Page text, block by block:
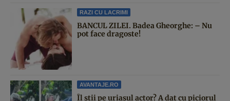
RAZI CU LACRIMI
BANCUL ZILEI. Badea Gheorghe: – Nu
pot face dragoste!
AVANTAJE.RO
Îl știi pe uriașul actor? A dat cu piciorul